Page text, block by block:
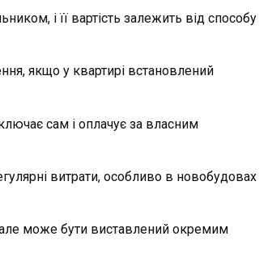
і її вартість залежить від способу
якщо у квартирі встановлений
сам і оплачує за власним
витрати, особливо в новобудовах
але може бути виставлений окремим